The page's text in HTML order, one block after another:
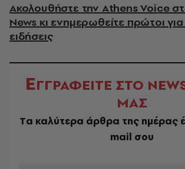
Ακολουθήστε την Athens Voice
News κι ενημερωθείτε πρώτοι για
ειδήσεις
ΕΓΓΡΑΦΕΙΤΕ ΣΤΟ
ΜΑΣ
Tα καλύτερα άρθρα της ημέρας
mail σου